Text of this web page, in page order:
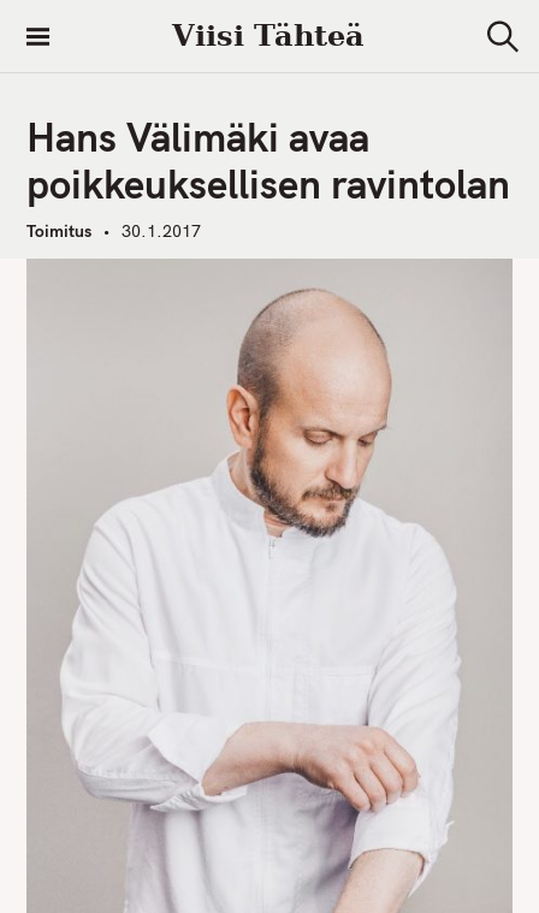
i
Viisi Tähteä
e
Hans Välimäki avaa
poikkeuksellisen ravintolan
Toimitus 30.1.2017